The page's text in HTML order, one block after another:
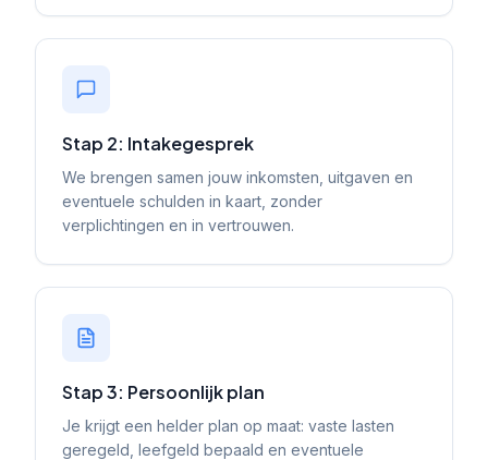
Stap 2: Intakegesprek
We brengen samen jouw inkomsten, uitgaven en
eventuele schulden in kaart, zonder
verplichtingen en in vertrouwen.
Stap 3: Persoonlijk plan
Je krijgt een helder plan op maat: vaste lasten
geregeld, leefgeld bepaald en eventuele